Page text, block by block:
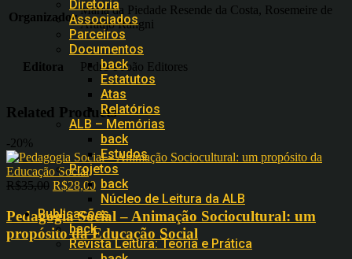
Diretoria
Associados
Parceiros
Documentos
back
Estatutos
Atas
Relatórios
ALB – Memórias
back
Estudos
Projetos
back
Núcleo de Leitura da ALB
Publicações
back
Revista Leitura: Teoria e Prática
Organizador
Maria da Piedade Resende da Costa, Rosemeire de
Araújo Rangni
Editora Pedro e João Editores
Related Products
-20%
R$35,00 R$28,00
Pedagogia Social – Animação Sociocultural: um
propósito da Educação Social